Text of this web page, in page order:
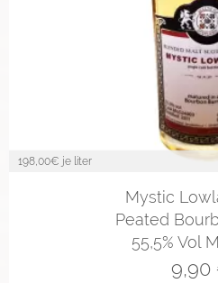
198,00€ je liter
Mystic
Peated
55,5% Vol
9,90